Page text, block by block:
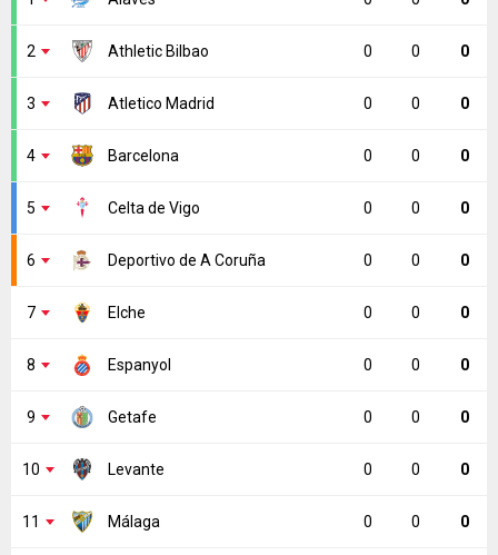
2 Athletic Bilbao 0 0 0
3 Atletico Madrid 0 0 0
4 Barcelona 0 0 0
5 Celta de Vigo 0 0 0
6 Deportivo de A Coruña 0 0 0
7 Elche 0 0 0
8 Espanyol 0 0 0
9 Getafe 0 0 0
10 Levante 0 0 0
11 Málaga 0 0 0